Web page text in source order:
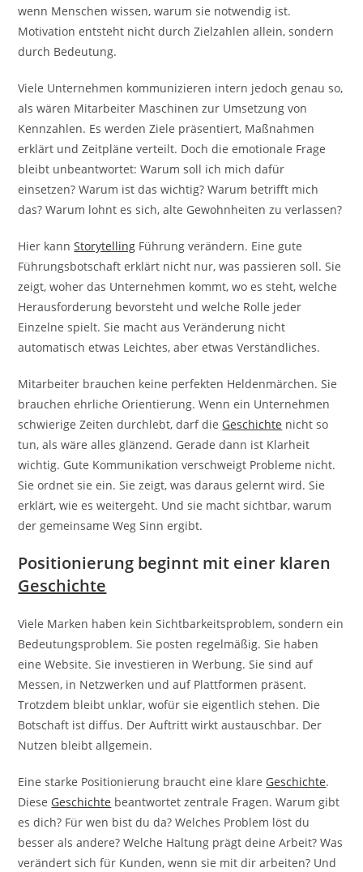
wenn Menschen wissen, warum sie notwendig ist.
Motivation entsteht nicht durch Zielzahlen allein, sondern
durch Bedeutung.
Viele Unternehmen kommunizieren intern jedoch genau so,
als wären Mitarbeiter Maschinen zur Umsetzung von
Kennzahlen. Es werden Ziele präsentiert, Maßnahmen
erklärt und Zeitpläne verteilt. Doch die emotionale Frage
bleibt unbeantwortet: Warum soll ich mich dafür
einsetzen? Warum ist das wichtig? Warum betrifft mich
das? Warum lohnt es sich, alte Gewohnheiten zu verlassen?
Hier kannStorytelling Führung verändern. Eine gute
Führungsbotschaft erklärt nicht nur, was passieren soll. Sie
zeigt, woher das Unternehmen kommt, wo es steht, welche
Herausforderung bevorsteht und welche Rolle jeder
Einzelne spielt. Sie macht aus Veränderung nicht
automatisch etwas Leichtes, aber etwas Verständliches.
Mitarbeiter brauchen keine perfekten Heldenmärchen. Sie
brauchen ehrliche Orientierung. Wenn ein Unternehmen
schwierige Zeiten durchlebt, darf die Geschichte nicht so
tun, als wäre alles glänzend. Gerade dann ist Klarheit
wichtig. Gute Kommunikation verschweigt Probleme nicht.
Sie ordnet sie ein. Sie zeigt, was daraus gelernt wird. Sie
erklärt, wie es weitergeht. Und sie macht sichtbar, warum
der gemeinsame Weg Sinn ergibt.
Positionierung beginnt mit einer klaren
Geschichte
Viele Marken haben kein Sichtbarkeitsproblem, sondern ein
Bedeutungsproblem. Sie posten regelmäßig. Sie haben
eine Website. Sie investieren in Werbung. Sie sind auf
Messen, in Netzwerken und auf Plattformen präsent.
Trotzdem bleibt unklar, wofür sie eigentlich stehen. Die
Botschaft ist diffus. Der Auftritt wirkt austauschbar. Der
Nutzen bleibt allgemein.
Eine starke Positionierung braucht eine klare Geschichte.
Diese Geschichte beantwortet zentrale Fragen. Warum gibt
es dich? Für wen bist du da? Welches Problem löst du
besser als andere? Welche Haltung prägt deine Arbeit? Was
verändert sich für Kunden, wenn sie mit dir arbeiten? Und